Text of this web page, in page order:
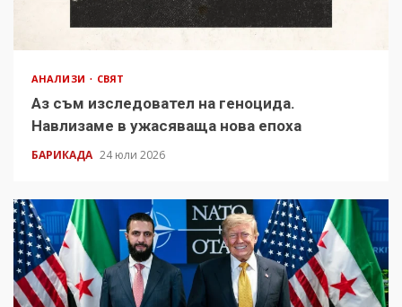
АНАЛИЗИ СВЯТ
Аз съм изследовател на геноцида.
Навлизаме в ужасяваща нова епоха
БАРИКАДА 24 юли 2026